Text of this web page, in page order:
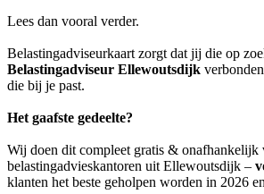
Lees dan vooral verder.
Belastingadviseurkaart zorgt dat jij die op
Belastingadviseur Ellewoutsdijk
die bij je past.
Het gaafste gedeelte?
Wij doen dit compleet gratis & onafhankelijk
belastingadvieskantoren uit Ellewoutsdijk –
klanten het beste geholpen worden in 2026